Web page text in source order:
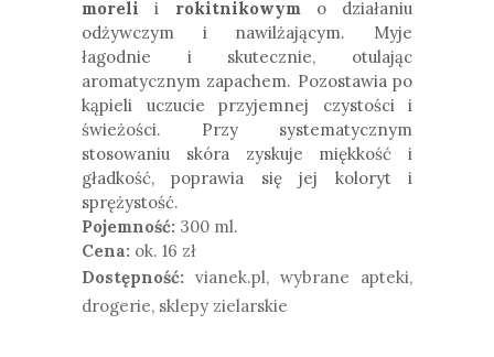
morelii rokitnikowym
o działaniu
odżywczym i nawilżającym. Myje
łagodnie i skutecznie, otulając
aromatycznym zapachem. Pozostawia po
kąpieli uczucie przyjemnej czystości i
świeżości. Przy systematycznym
stosowaniu skóra zyskuje miękkość i
gładkość, poprawia się jej koloryt i
sprężystość.
Pojemność: 300 ml.
Cena: ok. 16 zł
Dostępność: vianek.pl, wybrane apteki,
drogerie, sklepy zielarskie